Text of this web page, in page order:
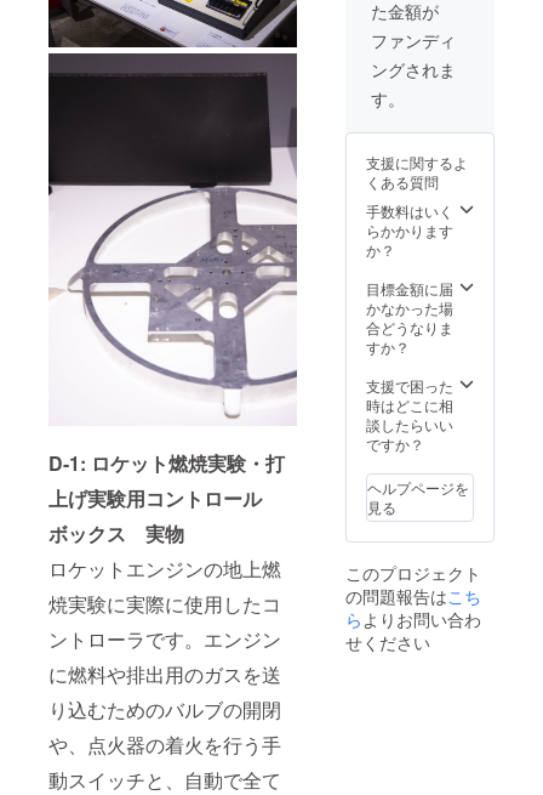
D-1: ロケット燃焼実験・打
上げ実験用コントロール
ボックス 実物
ロケットエンジンの地上燃
焼実験に実際に使用したコ
ントローラです。エンジン
に燃料や排出用のガスを送
り込むためのバルブの開閉
や、点火器の着火を行う手
動スイッチと、自動で全て
て：打
上げ時
の非公
開映像
にWEB
定公開
させて
いただ
きま
は2021
年夏頃
を予定
す。
TENGA
ロケッ
トプロ
ジェク
カー×1
MOMO
ステッ
カー×1
枚 ※限
像につ
いて：
打上げ
像を、
打上げ
後に
WEBに
公開さ
せてい
ただき
ます。
は2021
年夏頃
を予定
してお
りま
アルプ
レート
に名前
を刻も
公開 ・
ロケッ
トプロ
ジェク
トス
枚 ・
MOMO
ステッ
ンライ
ン報告
会の開
催時期
ては、
ロケッ
ト打ち
上げ時
定次第
ご案内
いたし
ます。
※限定映
た金額が
ファンディ
ングされま
す。
支援に関するよ
くある質問
手数料はいく
らかかります
か？
目標金額に届
かなかった場
合どうなりま
すか？
支援で困った
時はどこに相
談したらいい
ですか？
ヘルプページを
見る
このプロジェクト
の問題報告はこち
らよりお問い合わ
せください